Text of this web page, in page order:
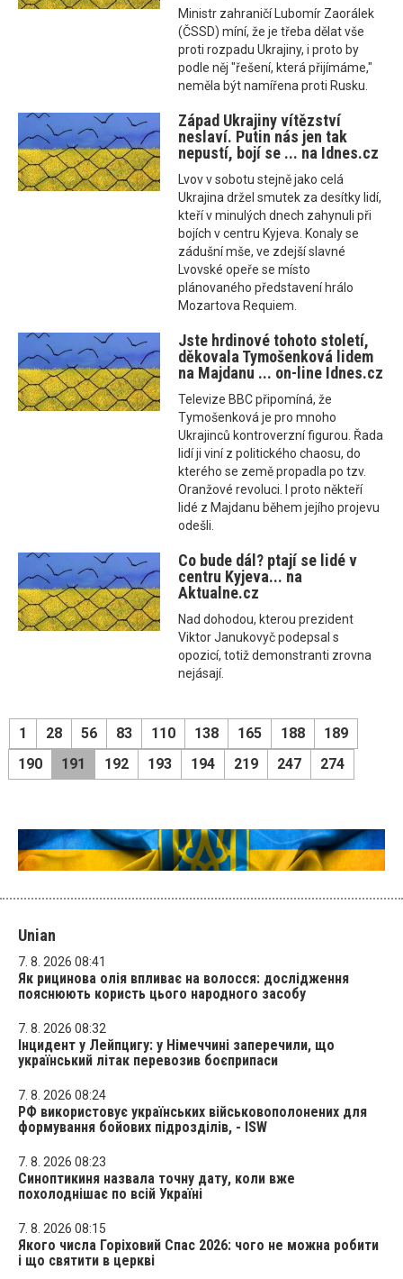
Ministr zahraničí Lubomír Zaorálek
(ČSSD) míní, že je třeba dělat vše
proti rozpadu Ukrajiny, i proto by
podle něj "řešení, která přijímáme,"
neměla být namířena proti Rusku.
Západ Ukrajiny vítězství
neslaví. Putin nás jen tak
nepustí, bojí se ... na Idnes.cz
Lvov v sobotu stejně jako celá
Ukrajina držel smutek za desítky lidí,
kteří v minulých dnech zahynuli při
bojích v centru Kyjeva. Konaly se
zádušní mše, ve zdejší slavné
Lvovské opeře se místo
plánovaného představení hrálo
Mozartova Requiem.
Jste hrdinové tohoto století,
děkovala Tymošenková lidem
na Majdanu ... on-line Idnes.cz
Televize BBC připomíná, že
Tymošenková je pro mnoho
Ukrajinců kontroverzní figurou. Řada
lidí ji viní z politického chaosu, do
kterého se země propadla po tzv.
Oranžové revoluci. I proto někteří
lidé z Majdanu během jejího projevu
odešli.
Co bude dál? ptají se lidé v
centru Kyjeva... na
Aktualne.cz
Nad dohodou, kterou prezident
Viktor Janukovyč podepsal s
opozicí, totiž demonstranti zrovna
nejásají.
1 28 56 83 110 138 165 188
189
190
191 192 193 194 219 247 274
Unian
7. 8. 2026 08:41
Як рицинова олія впливає на волосся: дослідження
пояснюють користь цього народного засобу
7. 8. 2026 08:32
Інцидент у Лейпцигу: у Німеччині заперечили, що
український літак перевозив боєприпаси
7. 8. 2026 08:24
РФ використовує українських військовополонених для
формування бойових підрозділів, - ISW
7. 8. 2026 08:23
Синоптикиня назвала точну дату, коли вже
похолоднішає по всій Україні
7. 8. 2026 08:15
Якого числа Горіховий Спас 2026: чого не можна робити
і що святити в церкві